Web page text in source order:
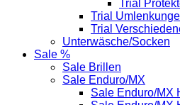
Trial
Trial
Trial
Unterwäsche/Socken
Sale %
Sale Brillen
Sale Enduro/MX
Sale Enduro/MX